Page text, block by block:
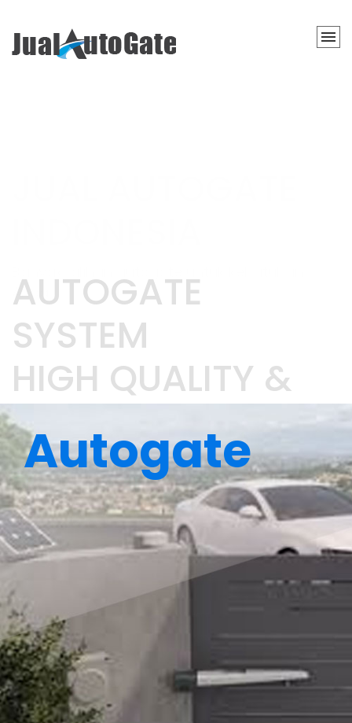
BEST PRICE
Dapatkan pemasangan autogate dengan
jaminan kualitas dan bergaransi
Autogate